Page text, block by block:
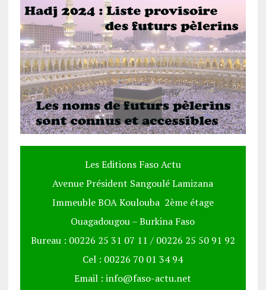
Les Editions Faso Actu
Avenue Président Sangoulé Lamizana
Immeuble BOA Koulouba 2ème étage
Ouagadougou – Burkina Faso
Bureau : 00226 25 31 07 11 / 00226 25 50 91 92
Cel : 00226 70 01 34 94
Email : info@faso-actu.net